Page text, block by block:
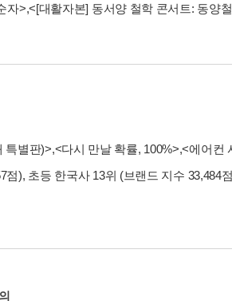
자>,<[대활자본] 동서양 철학 콘서트: 동양
특별판)>,<다시 만날 확률, 100%>,<에어컨
), 초등 한국사 13위 (브랜드 지수 33,484